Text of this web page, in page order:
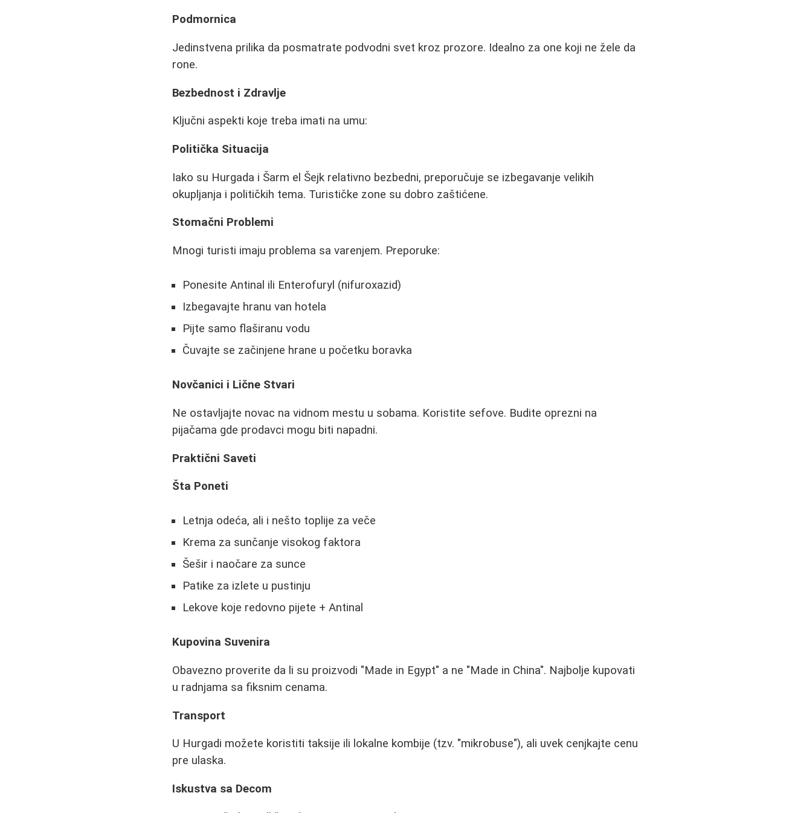
Podmornica
Jedinstvena prilika da posmatrate podvodni svet kroz prozore. Idealno za one koji ne žele da
rone.
Bezbednost i Zdravlje
Ključni aspekti koje treba imati na umu:
Politička Situacija
Iako su Hurgada i Šarm el Šejk relativno bezbedni, preporučuje se izbegavanje velikih
okupljanja i političkih tema. Turističke zone su dobro zaštićene.
Stomačni Problemi
Mnogi turisti imaju problema sa varenjem. Preporuke:
Ponesite Antinal ili Enterofuryl (nifuroxazid)
Izbegavajte hranu van hotela
Pijte samo flaširanu vodu
Čuvajte se začinjene hrane u početku boravka
Novčanici i Lične Stvari
Ne ostavljajte novac na vidnom mestu u sobama. Koristite sefove. Budite oprezni na
pijačama gde prodavci mogu biti napadni.
Praktični Saveti
Šta Poneti
Letnja odeća, ali i nešto toplije za veče
Krema za sunčanje visokog faktora
Šešir i naočare za sunce
Patike za izlete u pustinju
Lekove koje redovno pijete + Antinal
Kupovina Suvenira
Obavezno proverite da li su proizvodi "Made in Egypt" a ne "Made in China". Najbolje kupovati
u radnjama sa fiksnim cenama.
Transport
U Hurgadi možete koristiti taksije ili lokalne kombije (tzv. "mikrobuse"), ali uvek cenjkajte cenu
pre ulaska.
Iskustva sa Decom